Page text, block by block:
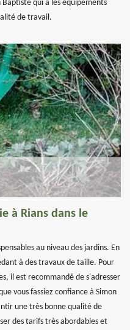
Baptiste qui a les équipements
de travail.
à Rians dans le
au niveau des jardins. En
à des travaux de taille. Pour
il est recommandé de s'adresser
vous fassiez confiance à Simon
une très bonne qualité de
des tarifs très abordables et